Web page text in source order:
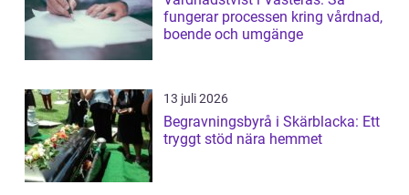
fungerar processen kring vårdnad,
boende och umgänge
13 juli 2026
Begravningsbyrå i Skärblacka: Ett
tryggt stöd nära hemmet